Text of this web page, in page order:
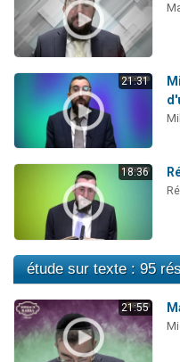
21:31
18:36
étude sur texte : 95
21:55